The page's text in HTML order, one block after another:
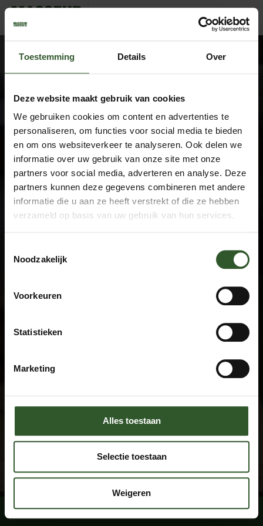
Toestemming Details Over
Deze website maakt gebruik van cookies
We gebruiken cookies om content en advertenties te
personaliseren, om functies voor social media te bieden
en om ons websiteverkeer te analyseren. Ook delen we
informatie over uw gebruik van onze site met onze
partners voor social media, adverteren en analyse. Deze
partners kunnen deze gegevens combineren met andere
informatie die u aan ze heeft verstrekt of die ze hebben
verzameld op basis van uw gebruik van hun services.
Noodzakelijk
Voorkeuren
Statistieken
Marketing
Alles toestaan
Selectie toestaan
Weigeren
Fred
Google Rating
4.9
Based on 743 reviews
byTrust.Reviews
Masseurs
Sluit aan als masseur
Over ons
Algemene voorwaarden
Disclaimer
+31 615674769
info@masseuraandedeur.nl
Stay connected
Facebook
Boek een massage